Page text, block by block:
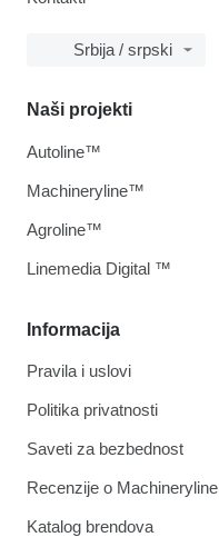
Srbija / srpski
Informacija
Pravila i uslovi
Politika privatnosti
Saveti za bezbednost
Recenzije o Machineryline
Katalog brendova
Naši projekti
Autoline™
Machineryline™
Agroline™
Linemedia Digital ™